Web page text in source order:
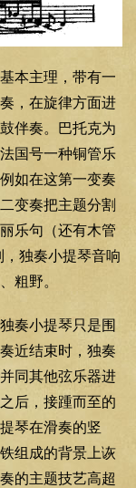
本主理，带有一
，在旋律方面进
伴奏。巴托克为
国号一种铜管乐
如在这第一变奏
变奏把主题分割
乐句（还有木管
独奏小提琴音响
粗野。
奏小提琴只是围
近结束时，独奏
同其他弦乐器进
后，接踵而至的
琴在滑奏的竖
组成的背景上诙
的主题技艺高超